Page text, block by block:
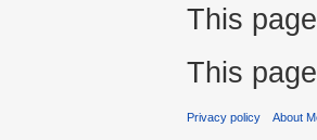
This
This
Privacy policy About